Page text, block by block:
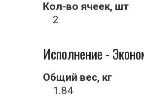
Кол-во ячеек, шт
2
Исполнение -
Общий вес, кг
1.84